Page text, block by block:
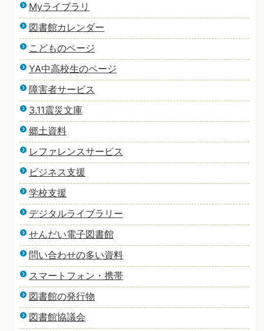
Myライブラリ
図書館カレンダー
こどものページ
YA中高校生のページ
障害者サービス
3.11震災文庫
郷土資料
レファレンスサービス
ビジネス支援
学校支援
デジタルライブラリー
せんだい電子図書館
問い合わせの多い資料
スマートフォン・携帯
図書館の発行物
図書館協議会